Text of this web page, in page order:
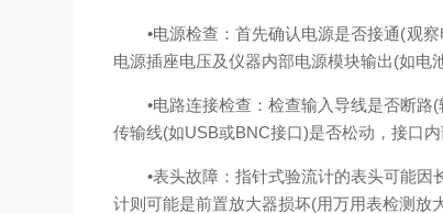
•电源检查：首先确认电源是否接通(观察
电源插座电压及仪器内部电源模块输出(如电
•电路连接检查：检查输入导线是否断路(
传输线(如USB或BNC接口)是否松动，接口
•表头故障：指针式验流计的表头可能因
计则可能是前置放大器损坏(用万用表检测放